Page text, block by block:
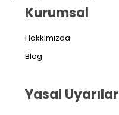
Kurumsal
Hakkımızda
Blog
Yasal Uyarılar